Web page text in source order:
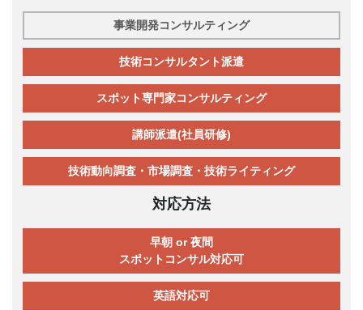
事業開発コンサルティング
技術コンサルタント派遣
スポット専門家コンサルティング
講師派遣(社員研修)
技術動向調査・市場調査・技術ライティング
対応方法
早朝 or 夜間
スポットコンサル対応可
英語対応可